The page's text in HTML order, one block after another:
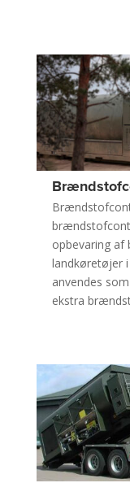
opbevaring
landkøretøjer
anvendes
ekstra